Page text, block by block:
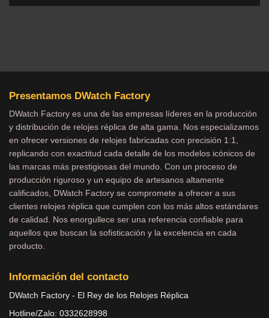
Presentamos DWatch Factory
DWatch Factory es una de las empresas líderes en la producción
y distribución de relojes réplica de alta gama. Nos especializamos
en ofrecer versiones de relojes fabricadas con precisión 1:1,
replicando con exactitud cada detalle de los modelos icónicos de
las marcas más prestigiosas del mundo. Con un proceso de
producción riguroso y un equipo de artesanos altamente
calificados, DWatch Factory se compromete a ofrecer a sus
clientes relojes réplica que cumplen con los más altos estándares
de calidad. Nos enorgullece ser una referencia confiable para
aquellos que buscan la sofisticación y la excelencia en cada
producto.
Información del contacto
DWatch Factory - El Rey de los Relojes Réplica
Hotline/Zalo: 0332628998